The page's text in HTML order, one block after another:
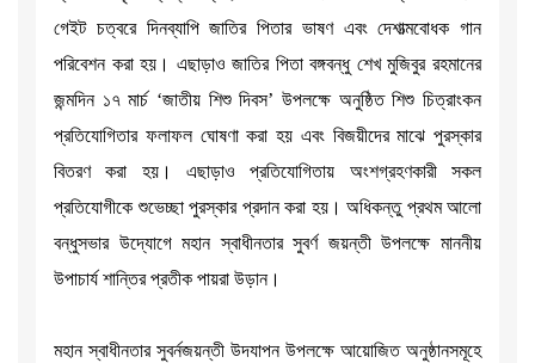
গেইট চত্বরে দিনব্যাপি জাতির পিতার ভাষণ এবং দেশাত্মবোধক গান
পরিবেশন করা হয়। এছাড়াও জাতির পিতা বঙ্গবন্ধু শেখ মুজিবুর রহমানের
জন্মদিন ১৭ মার্চ ‘জাতীয় শিশু দিবস’ উপলক্ষে অনুষ্ঠিত শিশু চিত্রাংকন
প্রতিযোগিতার ফলাফল ঘোষণা করা হয় এবং বিজয়ীদের মাঝে পুরস্কার
বিতরণ করা হয়। এছাড়াও প্রতিযোগিতায় অংশগ্রহণকারী সকল
প্রতিযোগীকে শুভেচ্ছা পুরস্কার প্রদান করা হয়। অধিকন্তু প্রথম আলো
বন্ধুসভার উদ্যোগে মহান স্বাধীনতার সুবর্ণ জয়ন্তী উপলক্ষে মাননীয়
উপাচার্য শান্তির প্রতীক পায়রা উড়ান।
মহান স্বাধীনতার সুবর্নজয়ন্তী উদযাপন উপলক্ষে আয়োজিত অনুষ্ঠানসমূহে